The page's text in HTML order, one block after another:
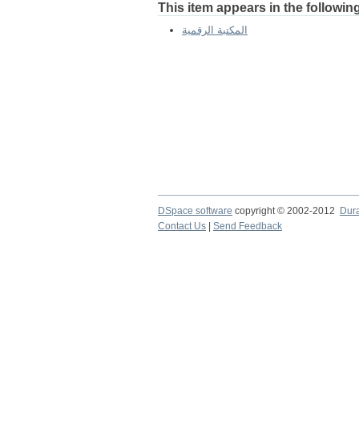
This item appears in the
المكتبة الرقمية
DSpace software copyright © 2002-2012
Contact Us
Send Feedback